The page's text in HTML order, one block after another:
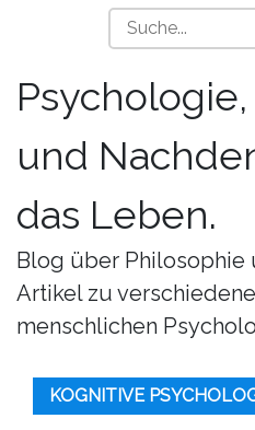
und
das Leben.
Blog über Philosophie
Artikel zu
menschlichen
KOGNITIVE